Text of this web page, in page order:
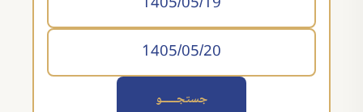
جستجــــــو